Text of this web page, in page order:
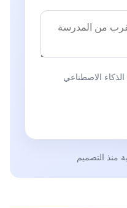
الاصطناعي
منذ التصميم